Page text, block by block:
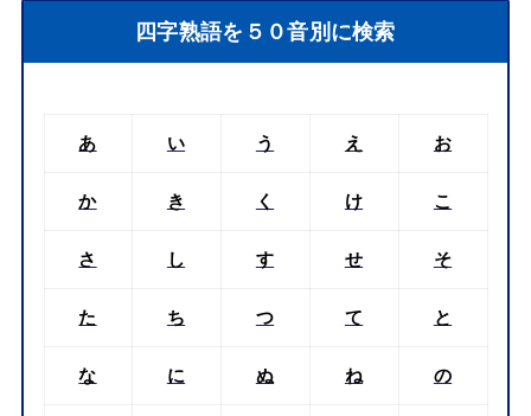
四字熟語を５０音別に検索
あ い う え お
か き く け こ
さ し す せ そ
た ち つ て と
な に ぬ ね の